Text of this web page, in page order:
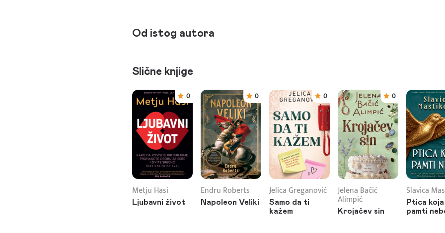
Od istog autora
Slične knjige
0
Metju Hasi
Ljubavni život
0
Endru Roberts
Napoleon Veliki
0
Jelica Greganović
Samo da ti
kažem
0
Jelena Bačić
Alimpić
Krojačev sin
Slavica
Ptica koja
pamti